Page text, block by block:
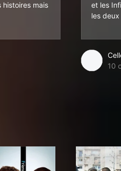
histoires mais
s'est pas ennuyé et on a bien ri.
et les
les
10